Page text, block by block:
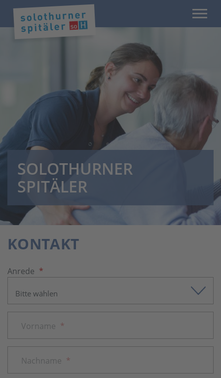
SOLOTHURNER
SPITÄLER
KONTAKT
Anrede *
Vorname *
Nachname *